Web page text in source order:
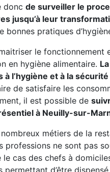
donc de surveiller le
jusqu’à leur
bonnes pratiques
le fonctionnement
en hygiène alimentaire.
à l’hygiène et à la
de satisfaire les
il est possible de
à Neuilly-sur-
métiers de la
professions ne sont pas
le cas des chefs à
permettant d’être